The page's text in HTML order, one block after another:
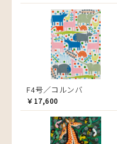
F4号／コルンバ
￥17,600